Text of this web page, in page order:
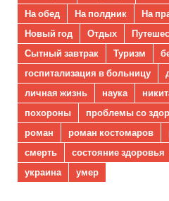
На обед
На полдник На
Новый год
Отдых
Сытный завтрак
Туризм
госпитализация в больницу
личная жизнь
наука
похороны
проблемы со
роман
роман костомаров
смерть
состояние здоровья
украина
умер